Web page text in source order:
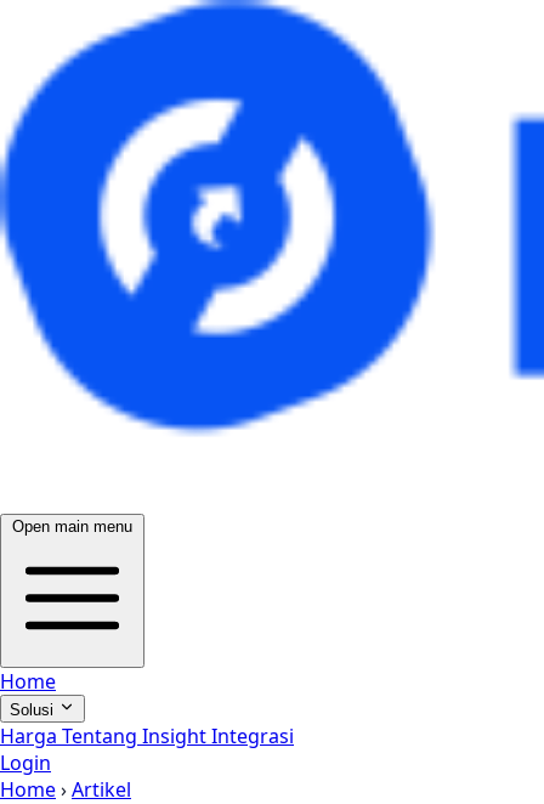
Open main menu
Home
Solusi
Harga Tentang InsightIntegrasi
Login
Home›Artikel